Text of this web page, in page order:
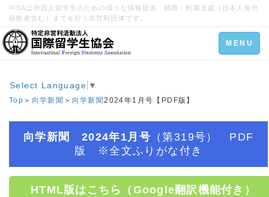
IFSAは外国人留学生のための様々な情報提供、就職・転職支援（日本人海外
経験者含む）までを行う非営利団体です。
Toggle
navigation
MENU
Select Language ▼
Top ＞ 向学新聞 ＞ 向学新聞2024年1月号【PDF版】
向学新聞 2024年1月号 （第319号） PDF
版 ※全文ふりがな付き
HTML版はこちら（Google翻訳機能付き）